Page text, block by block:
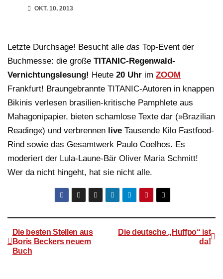
OKT. 10, 2013
Letzte Durchsage! Besucht alle das Top-Event der
Buchmesse: die große TITANIC-Regenwald-
Vernichtungslesung! Heute 20 Uhr im ZOOM
Frankfurt! Braungebrannte TITANIC-Autoren in knappen
Bikinis verlesen brasilien-kritische Pamphlete aus
Mahagonipapier, bieten schamlose Texte dar (»Brazilian
Reading«) und verbrennen live Tausende Kilo Fastfood-
Rind sowie das Gesamtwerk Paulo Coelhos. Es
moderiert der Lula-Laune-Bär Oliver Maria Schmitt!
Wer da nicht hingeht, hat sie nicht alle.
Die deutsche „Huffpo“ ist
da!
Die besten Stellen aus
Boris Beckers neuem
Buch